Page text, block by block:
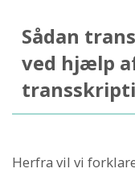
Sådan
ved hjælp
Herfra vil vi